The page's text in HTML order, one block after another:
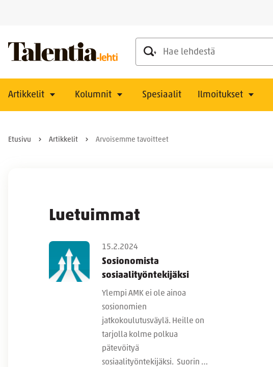
Hae lehdestä
Artikkelit Kolumnit Spesiaalit Ilmoitukset
Etusivu Artikkelit Arvoisemme tavoitteet
Luetuimmat
15.2.2024
Sosionomista
sosiaalityöntekijäksi
Ylempi AMK ei ole ainoa
sosionomien
jatkokoulutusväylä. Heille on
tarjolla kolme polkua
pätevöityä
sosiaalityöntekijäksi. Suorin …